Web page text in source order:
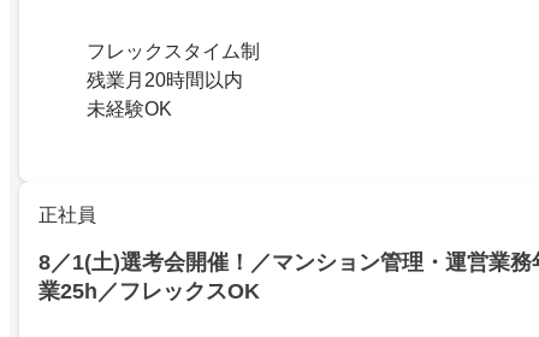
フレックスタイム制
残業月20時間以内
未経験OK
正社員
8／1(土)選考会開催！／マンション管理・運営業務
業25h／フレックスOK